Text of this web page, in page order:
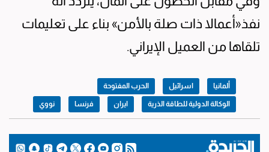
نفذ«أعمالا ذات صلة بالأمن» بناء على تعليمات
تلقاها من العميل الإيراني.
ألمانيا اسرائيل الحرب المفتوحة
الوكالة الدولية للطاقة الذرية ايران فرنسا نووي